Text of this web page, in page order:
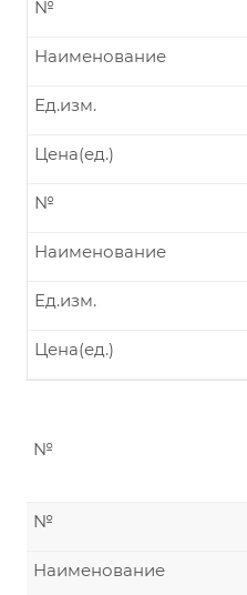
№
Наименование
Ед.изм.
Цена(ед.)
№
Наименование
Ед.изм.
Цена(ед.)
№
№
Наименование